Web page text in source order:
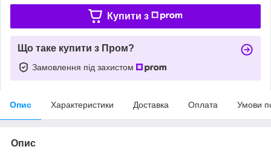
Купити з
Що таке купити з Пром?
Замовлення під захистом
Опис Характеристики Доставка Оплата Умови
Опис